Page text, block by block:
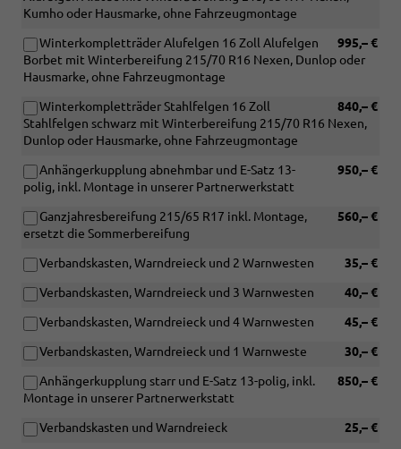
Kumho oder Hausmarke, ohne Fahrzeugmontage
995,– €
Winterkompletträder Alufelgen 16 Zoll Alufelgen
Borbet mit Winterbereifung 215/70 R16 Nexen, Dunlop oder
Hausmarke, ohne Fahrzeugmontage
840,– €
Winterkompletträder Stahlfelgen 16 Zoll
Stahlfelgen schwarz mit Winterbereifung 215/70 R16 Nexen,
Dunlop oder Hausmarke, ohne Fahrzeugmontage
950,– €
Anhängerkupplung abnehmbar und E-Satz 13-
polig, inkl. Montage in unserer Partnerwerkstatt
560,– €
Ganzjahresbereifung 215/65 R17 inkl. Montage,
ersetzt die Sommerbereifung
35,– €
Verbandskasten, Warndreieck und 2 Warnwesten
40,– €
Verbandskasten, Warndreieck und 3 Warnwesten
45,– €
Verbandskasten, Warndreieck und 4 Warnwesten
30,– €
Verbandskasten, Warndreieck und 1 Warnweste
850,– €
Anhängerkupplung starr und E-Satz 13-polig, inkl.
Montage in unserer Partnerwerkstatt
25,– €
Verbandskasten und Warndreieck